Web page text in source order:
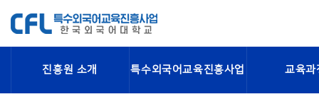
진흥원 소개 특수외국어교육진흥사업 교육과